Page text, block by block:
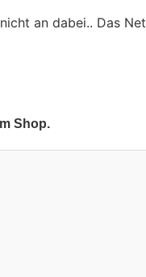
an dabei.. Das
Shop.